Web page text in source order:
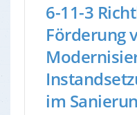
6-11-3
Förderung
im